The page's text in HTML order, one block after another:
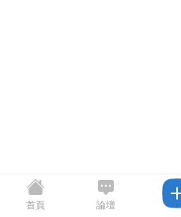
首頁 論壇